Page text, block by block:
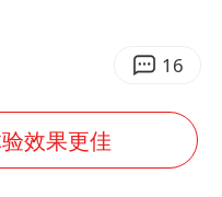
16
效果更佳